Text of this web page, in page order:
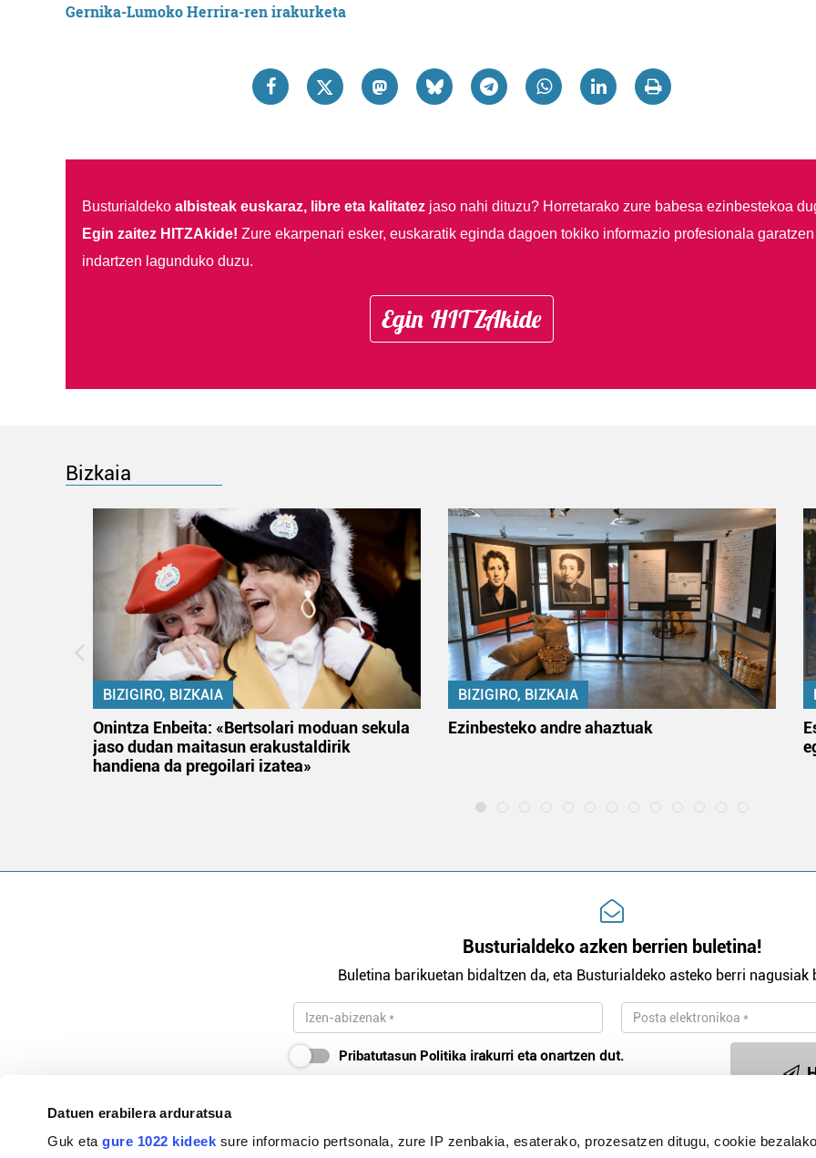
Datuen erabilera arduratsua
Guk etagure 1022 kideek sure informacio pertsonala, zure IP zenbakia, esaterako, prozesatzen ditugu, cookie
Gernika-Lumoko Herrira-ren irakurketa
Busturialdeko albisteak euskaraz, libre eta kalitatezjaso nahi dituzu? Horretarako zure babesa ezinbestekoa
Egin zaitez HITZAkide! Zure ekarpenari esker, euskaratik eginda dagoen tokiko informazio profesionala garatzen
indartzen lagunduko duzu.
Egin HITZAkide
Bizkaia
BIZIGIRO, BIZKAIA
Onintza Enbeita: «Bertsolari moduan sekula
jaso dudan maitasun erakustaldirik
handiena da pregoilari izatea»
BIZIGIRO, BIZKAIA
Ezinbesteko andre ahaztuak
Busturialdeko azken berrien buletina!
Buletina barikuetan bidaltzen da, eta Busturialdeko asteko berri nagusiak
Pribatutasun Politika irakurri eta onartzen dut.